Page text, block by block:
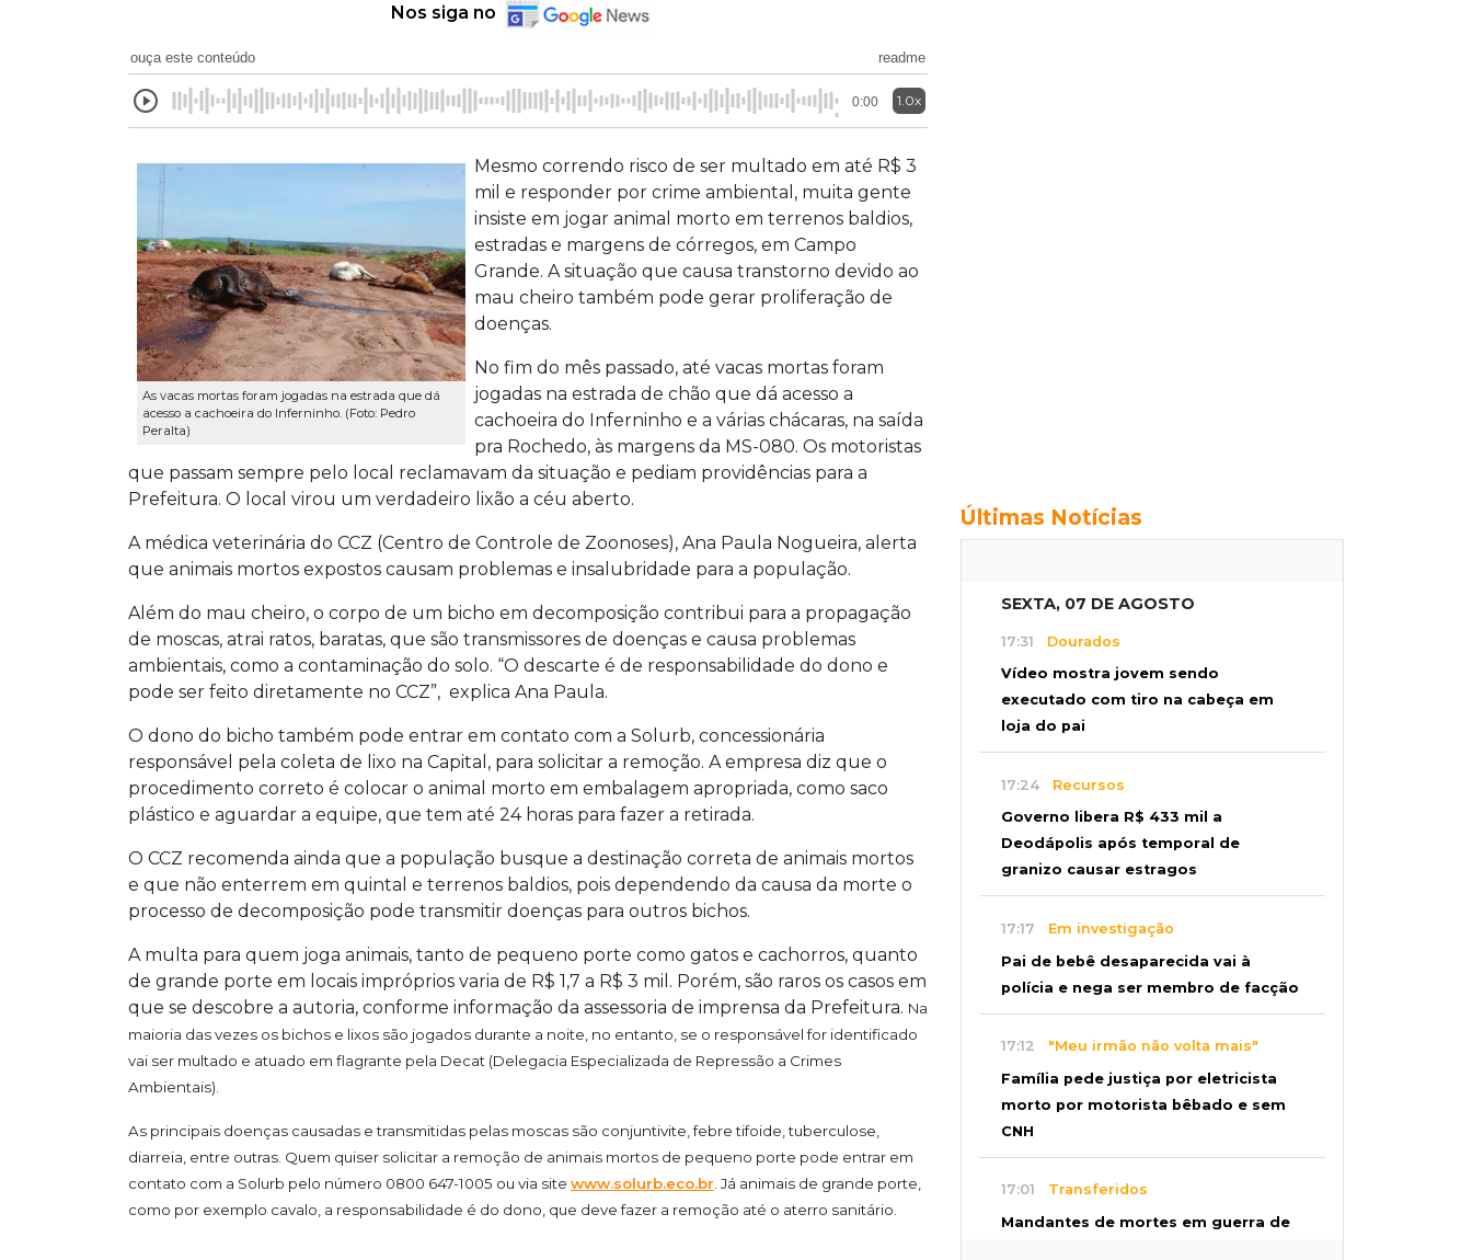
Nos siga no
ouça este conteúdo readme
0:00 1.0x
As vacas mortas foram jogadas na estrada que dá
acesso a cachoeira do Inferninho. (Foto: Pedro
Peralta)
Mesmo correndo risco de ser multado em até R$ 3
mil e responder por crime ambiental, muita gente
insiste em jogar animal morto em terrenos baldios,
estradas e margens de córregos, em Campo
Grande. A situação que causa transtorno devido ao
mau cheiro também pode gerar proliferação de
doenças.
No fim do mês passado, até vacas mortas foram
jogadas na estrada de chão que dá acesso a
cachoeira do Inferninho e a várias chácaras, na saída
pra Rochedo, às margens da MS-080. Os motoristas
que passam sempre pelo local reclamavam da situação e pediam providências para a
Prefeitura. O local virou um verdadeiro lixão a céu aberto.
A médica veterinária do CCZ (Centro de Controle de Zoonoses), Ana Paula Nogueira, alerta
que animais mortos expostos causam problemas e insalubridade para a população.
Além do mau cheiro, o corpo de um bicho em decomposição contribui para a propagação
de moscas, atrai ratos, baratas, que são transmissores de doenças e causa problemas
ambientais, como a contaminação do solo. “O descarte é de responsabilidade do dono e
pode ser feito diretamente no CCZ”, explica Ana Paula.
O dono do bicho também pode entrar em contato com a Solurb, concessionária
responsável pela coleta de lixo na Capital, para solicitar a remoção. A empresa diz que o
procedimento correto é colocar o animal morto em embalagem apropriada, como saco
plástico e aguardar a equipe, que tem até 24 horas para fazer a retirada.
O CCZ recomenda ainda que a população busque a destinação correta de animais mortos
e que não enterrem em quintal e terrenos baldios, pois dependendo da causa da morte o
processo de decomposição pode transmitir doenças para outros bichos.
A multa para quem joga animais, tanto de pequeno porte como gatos e cachorros, quanto
de grande porte em locais impróprios varia de R$ 1,7 a R$ 3 mil. Porém, são raros os casos em
que se descobre a autoria, conforme informação da assessoria de imprensa da Prefeitura. Na
maioria das vezes os bichos e lixos são jogados durante a noite, no entanto, se o responsável for identificado
vai ser multado e atuado em flagrante pela Decat (Delegacia Especializada de Repressão a Crimes
Ambientais).
As principais doenças causadas e transmitidas pelas moscas são conjuntivite, febre tifoide, tuberculose,
diarreia, entre outras. Quem quiser solicitar a remoção de animais mortos de pequeno porte pode entrar em
contato com a Solurb pelo número 0800 647-1005 ou via site www.solurb.eco.br . Já animais de grande porte,
como por exemplo cavalo, a responsabilidade é do dono, que deve fazer a remoção até o aterro sanitário.
Últimas Notícias
SEXTA, 07 DE AGOSTO
17:31 Dourados
Vídeo mostra jovem sendo
executado com tiro na cabeça em
loja do pai
17:24 Recursos
Governo libera R$ 433 mil a
Deodápolis após temporal de
granizo causar estragos
17:17 Em investigação
Pai de bebê desaparecida vai à
polícia e nega ser membro de facção
17:12 "Meu irmão não volta mais"
Família pede justiça por eletricista
morto por motorista bêbado e sem
CNH
17:01 Transferidos
Mandantes de mortes em guerra de